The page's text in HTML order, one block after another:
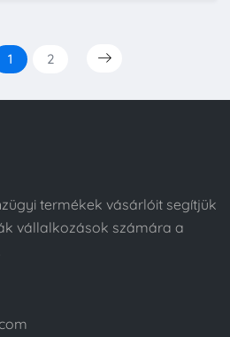
1 2
termékek vásárlóit segítjük
vállalkozások számára a